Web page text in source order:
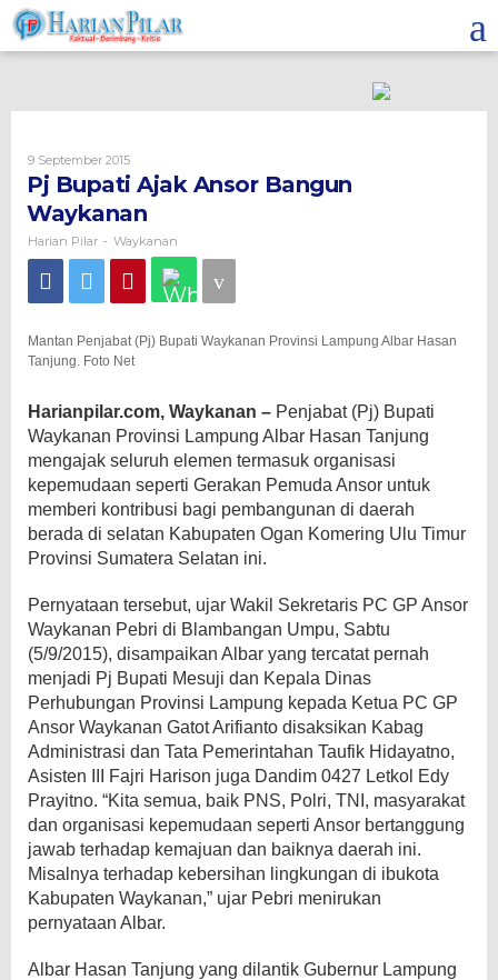
Skip
to
content
9 September 2015Oleh
Harian
Pilar
Pj Bupati Ajak Ansor Bangun
Waykanan
Harian Pilar - Waykanan
Mantan Penjabat (Pj) Bupati Waykanan Provinsi Lampung Albar Hasan
Tanjung. Foto Net
Harianpilar.com, Waykanan – Penjabat (Pj) Bupati
Waykanan Provinsi Lampung Albar Hasan Tanjung
mengajak seluruh elemen termasuk organisasi
kepemudaan seperti Gerakan Pemuda Ansor untuk
memberi kontribusi bagi pembangunan di daerah
berada di selatan Kabupaten Ogan Komering Ulu Timur
Provinsi Sumatera Selatan ini.
Pernyataan tersebut, ujar Wakil Sekretaris PC GP Ansor
Waykanan Pebri di Blambangan Umpu, Sabtu
(5/9/2015), disampaikan Albar yang tercatat pernah
menjadi Pj Bupati Mesuji dan Kepala Dinas
Perhubungan Provinsi Lampung kepada Ketua PC GP
Ansor Waykanan Gatot Arifianto disaksikan Kabag
Administrasi dan Tata Pemerintahan Taufik Hidayatno,
Asisten III Fajri Harison juga Dandim 0427 Letkol Edy
Prayitno. “Kita semua, baik PNS, Polri, TNI, masyarakat
dan organisasi kepemudaan seperti Ansor bertanggung
jawab terhadap kemajuan dan baiknya daerah ini.
Misalnya terhadap kebersihan lingkungan di ibukota
Kabupaten Waykanan,” ujar Pebri menirukan
pernyataan Albar.
Albar Hasan Tanjung yang dilantik Gubernur Lampung